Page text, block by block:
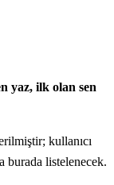
yaz, ilk olan sen
kullanıcı
burada listelenecek.